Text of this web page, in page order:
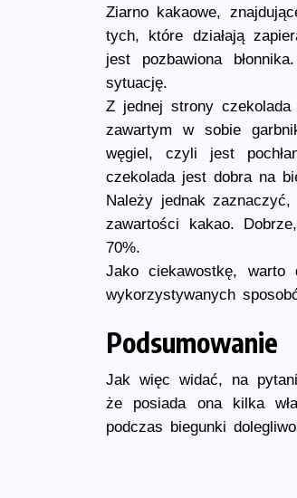
Ziarno kakaowe,
tych, które działają
jest pozbawiona
sytuację.
Z jednej strony czekolada
zawartym w sobie
węgiel, czyli jest
czekolada jest dobra na
Należy jednak
zawartości kakao.
70%.
Jako ciekawostkę,
wykorzystywanych
Podsumowanie
Jak więc widać, na
że posiada ona kilka
podczas biegunki